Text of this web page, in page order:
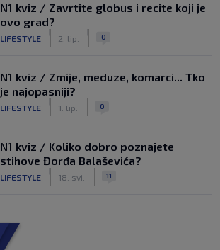
N1 kviz / Zavrtite globus i recite koji je
ovo grad?
LIFESTYLE 2. lip. 0
N1 kviz / Zmije, meduze, komarci... Tko
je najopasniji?
LIFESTYLE 1. lip. 0
N1 kviz / Koliko dobro poznajete
stihove Đorđa Balaševića?
LIFESTYLE 18. svi. 11